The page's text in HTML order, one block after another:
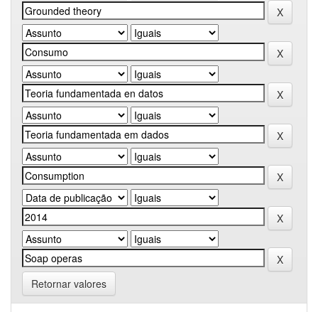
Retornar valores